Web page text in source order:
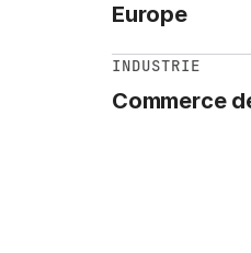
Europe
INDUSTRIE
Commerce